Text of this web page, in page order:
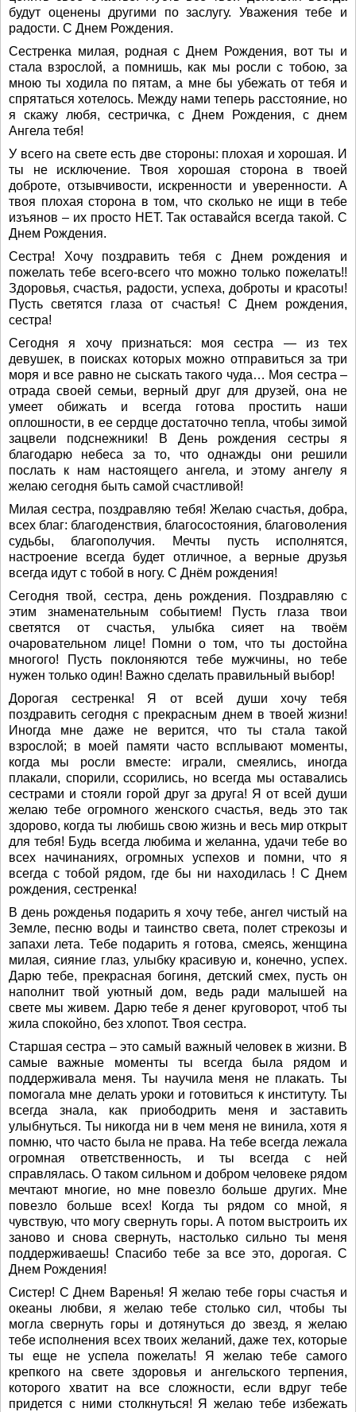
будут оценены другими по заслугу. Уважения тебе и
радости. С Днем Рождения.
Сестренка милая, родная с Днем Рождения, вот ты и
стала взрослой, а помнишь, как мы росли с тобою, за
мною ты ходила по пятам, а мне бы убежать от тебя и
спрятаться хотелось. Между нами теперь расстояние, но
я скажу любя, сестричка, с Днем Рождения, с днем
Ангела тебя!
У всего на свете есть две стороны: плохая и хорошая. И
ты не исключение. Твоя хорошая сторона в твоей
доброте, отзывчивости, искренности и уверенности. А
твоя плохая сторона в том, что сколько не ищи в тебе
изъянов – их просто НЕТ. Так оставайся всегда такой. С
Днем Рождения.
Сестра! Хочу поздравить тебя с Днем рождения и
пожелать тебе всего-всего что можно только пожелать!!
Здоровья, счастья, радости, успеха, доброты и красоты!
Пусть светятся глаза от счастья! С Днем рождения,
сестра!
Сегодня я хочу признаться: моя сестра — из тех
девушек, в поисках которых можно отправиться за три
моря и все равно не сыскать такого чуда… Моя сестра –
отрада своей семьи, верный друг для друзей, она не
умеет обижать и всегда готова простить наши
оплошности, в ее сердце достаточно тепла, чтобы зимой
зацвели подснежники! В День рождения сестры я
благодарю небеса за то, что однажды они решили
послать к нам настоящего ангела, и этому ангелу я
желаю сегодня быть самой счастливой!
Милая сестра, поздравляю тебя! Желаю счастья, добра,
всех благ: благоденствия, благосостояния, благоволения
судьбы, благополучия. Мечты пусть исполнятся,
настроение всегда будет отличное, а верные друзья
всегда идут с тобой в ногу. С Днём рождения!
Сегодня твой, сестра, день рождения. Поздравляю с
этим знаменательным событием! Пусть глаза твои
светятся от счастья, улыбка сияет на твоём
очаровательном лице! Помни о том, что ты достойна
многого! Пусть поклоняются тебе мужчины, но тебе
нужен только один! Важно сделать правильный выбор!
Дорогая сестренка! Я от всей души хочу тебя
поздравить сегодня с прекрасным днем в твоей жизни!
Иногда мне даже не верится, что ты стала такой
взрослой; в моей памяти часто всплывают моменты,
когда мы росли вместе: играли, смеялись, иногда
плакали, спорили, ссорились, но всегда мы оставались
сестрами и стояли горой друг за друга! Я от всей души
желаю тебе огромного женского счастья, ведь это так
здорово, когда ты любишь свою жизнь и весь мир открыт
для тебя! Будь всегда любима и желанна, удачи тебе во
всех начинаниях, огромных успехов и помни, что я
всегда с тобой рядом, где бы ни находилась ! С Днем
рождения, сестренка!
В день рожденья подарить я хочу тебе, ангел чистый на
Земле, песню воды и таинство света, полет стрекозы и
запахи лета. Тебе подарить я готова, смеясь, женщина
милая, сияние глаз, улыбку красивую и, конечно, успех.
Дарю тебе, прекрасная богиня, детский смех, пусть он
наполнит твой уютный дом, ведь ради малышей на
свете мы живем. Дарю тебе я денег круговорот, чтоб ты
жила спокойно, без хлопот. Твоя сестра.
Старшая сестра – это самый важный человек в жизни. В
самые важные моменты ты всегда была рядом и
поддерживала меня. Ты научила меня не плакать. Ты
помогала мне делать уроки и готовиться к институту. Ты
всегда знала, как приободрить меня и заставить
улыбнуться. Ты никогда ни в чем меня не винила, хотя я
помню, что часто была не права. На тебе всегда лежала
огромная ответственность, и ты всегда с ней
справлялась. О таком сильном и добром человеке рядом
мечтают многие, но мне повезло больше других. Мне
повезло больше всех! Когда ты рядом со мной, я
чувствую, что могу свернуть горы. А потом выстроить их
заново и снова свернуть, настолько сильно ты меня
поддерживаешь! Спасибо тебе за все это, дорогая. С
Днем Рождения!
Систер! С Днем Варенья! Я желаю тебе горы счастья и
океаны любви, я желаю тебе столько сил, чтобы ты
могла свернуть горы и дотянуться до звезд, я желаю
тебе исполнения всех твоих желаний, даже тех, которые
ты еще не успела пожелать! Я желаю тебе самого
крепкого на свете здоровья и ангельского терпения,
которого хватит на все сложности, если вдруг тебе
придется с ними столкнуться! Я желаю тебе избежать